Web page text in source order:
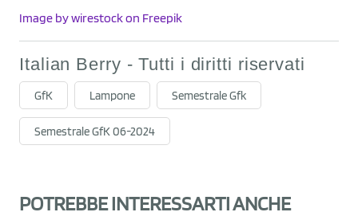
Image by wirestock on Freepik
Italian Berry - Tutti i diritti riservati
GfK Lampone Semestrale Gfk
Semestrale GfK 06-2024
POTREBBE INTERESSARTI ANCHE